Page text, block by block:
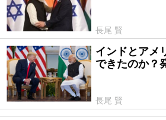
長尾 賢
2026/02/13
インドとアメ
できたのか？
長尾 賢